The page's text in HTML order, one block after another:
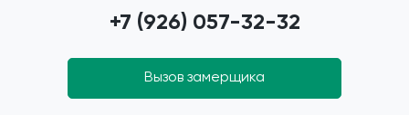
+7 (926) 057-32-32
Вызов замерщика